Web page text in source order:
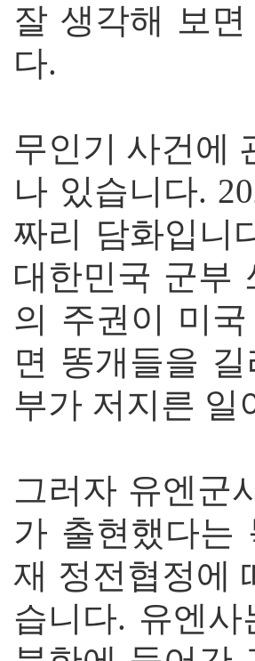
잘 생각해 보
다.
무인기 사건에
나 있습니다.
짜리 담화입니
대한민국 군부
의 주권이 미
면 똥개들을
부가 저지른
그러자 유엔군
가 출현했다는
재 정전협정에
습니다. 유엔